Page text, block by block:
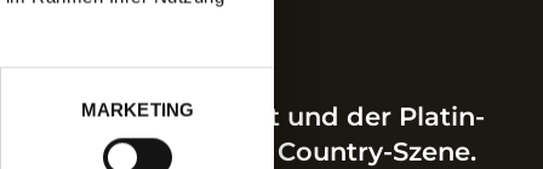
MARKETING
Streams weltweit und der Platin-
der modernen Country-Szene.